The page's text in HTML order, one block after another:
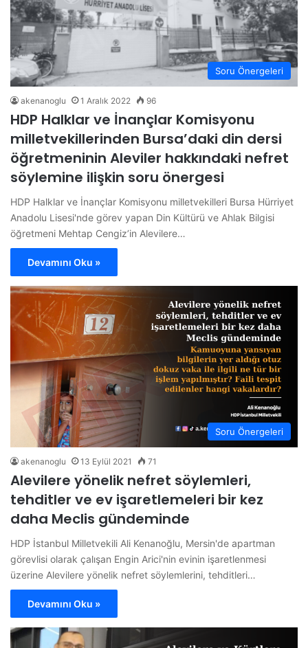
Soru Önergeleri
akenanoglu 1 Aralık 2022 96
HDP Halklar ve İnançlar Komisyonu
milletvekillerinden Bursa’daki din dersi
öğretmeninin Aleviler hakkındaki nefret
söylemine ilişkin soru önergesi
HDP Halklar ve İnançlar Komisyonu milletvekilleri Bursa Hürriyet
Anadolu Lisesi'nde görev yapan Din Kültürü ve Ahlak Bilgisi
öğretmeni Mehtap Cengiz’in Alevilere…
Devamını Oku »
Soru Önergeleri
akenanoglu 13 Eylül 2021 71
Alevilere yönelik nefret söylemleri,
tehditler ve ev işaretlemeleri bir kez
daha Meclis gündeminde
HDP İstanbul Milletvekili Ali Kenanoğlu, Mersin'de apartman
görevlisi olarak çalışan Engin Arici'nin evinin işaretlenmesi
üzerine Alevilere yönelik nefret söylemlerini, tehditleri…
Devamını Oku »